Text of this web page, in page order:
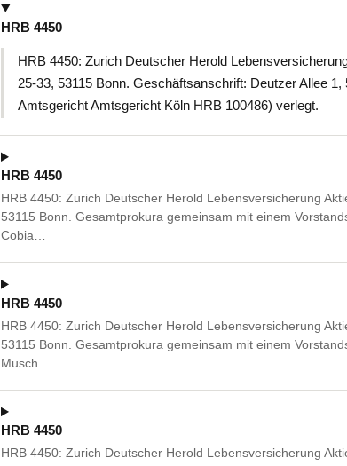
HRB 4450
HRB 4450: Zurich Deutscher Herold
25-33, 53115 Bonn. Geschäftsanschrift: Deutzer Allee
Amtsgericht Amtsgericht Köln HRB 100486) verlegt.
HRB 4450
HRB 4450: Zurich Deutscher Herold Lebensversicherung
53115 Bonn. Gesamtprokura gemeinsam mit einem
Cobia…
HRB 4450
HRB 4450: Zurich Deutscher Herold Lebensversicherung
53115 Bonn. Gesamtprokura gemeinsam mit einem
Musch…
HRB 4450
HRB 4450: Zurich Deutscher Herold Lebensversicherung